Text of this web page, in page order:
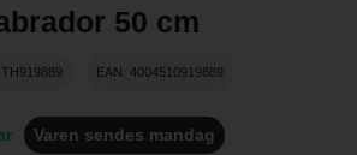
50 cm
TH919889 EAN: 4004510919889
Varen sendes mandag